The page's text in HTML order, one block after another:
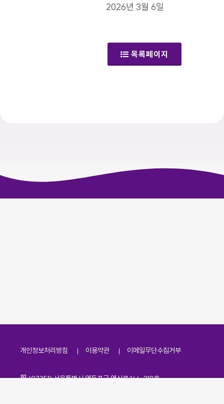
2026년 3월 6일
목록페이지
개인정보처리방침 이용약관 이메일무단수집거부
주소
(07251) 서울특별시 영등포구 영신로 166, 319호